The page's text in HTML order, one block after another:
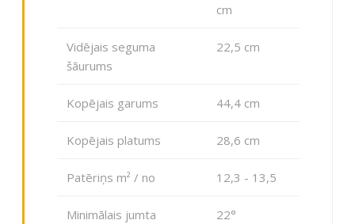
cm
Vidējais seguma
šāurums
22,5 cm
Kopējais garums 44,4 cm
Kopējais platums 28,6 cm
Patēriņs m² / no 12,3 - 13,5
Minimālais jumta
22°